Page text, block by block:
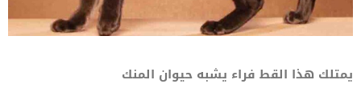
يمتلك هذا القط فراء يشبه حيوان المنك